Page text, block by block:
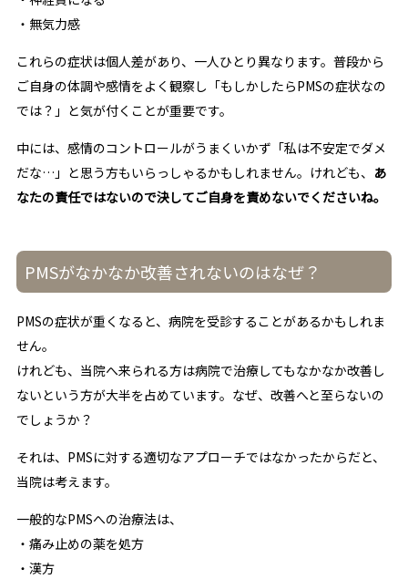
・無気力感
これらの症状は個人差があり、一人ひとり異なります。普段から
ご自身の体調や感情をよく観察し「もしかしたらPMSの症状なの
では？」と気が付くことが重要です。
中には、感情のコントロールがうまくいかず「私は不安定でダメ
だな…」と思う方もいらっしゃるかもしれません。けれども、 あ
なたの責任ではないので決してご自身を責めないでくださいね。
PMSがなかなか改善されないのはなぜ？
PMSの症状が重くなると、病院を受診することがあるかもしれま
せん。
けれども、当院へ来られる方は病院で治療してもなかなか改善し
ないという方が大半を占めています。なぜ、改善へと至らないの
でしょうか？
それは、PMSに対する適切なアプローチではなかったからだと、
当院は考えます。
一般的なPMSへの治療法は、
・痛み止めの薬を処方
・漢方